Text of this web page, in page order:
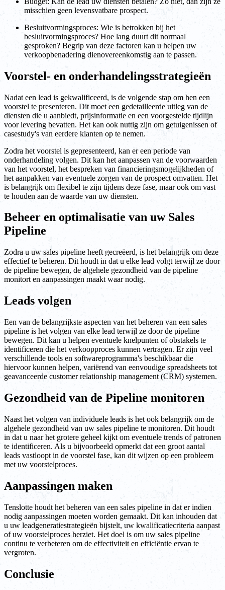
misschien geen levensvatbare prospect.
Besluitvormingsproces: Wie is betrokken bij het
besluitvormingsproces? Hoe lang duurt dit normaal
gesproken? Begrip van deze factoren kan u helpen uw
verkoopbenadering dienovereenkomstig aan te passen.
Voorstel- en onderhandelingsstrategieën
Nadat een lead is gekwalificeerd, is de volgende stap om hen een
voorstel te presenteren. Dit moet een gedetailleerde uitleg van de
diensten die u aanbiedt, prijsinformatie en een voorgestelde tijdlijn
voor levering bevatten. Het kan ook nuttig zijn om getuigenissen of
casestudy's van eerdere klanten op te nemen.
Zodra het voorstel is gepresenteerd, kan er een periode van
onderhandeling volgen. Dit kan het aanpassen van de voorwaarden
van het voorstel, het bespreken van financieringsmogelijkheden of
het aanpakken van eventuele zorgen van de prospect omvatten. Het
is belangrijk om flexibel te zijn tijdens deze fase, maar ook om vast
te houden aan de waarde van uw diensten.
Beheer en optimalisatie van uw Sales
Pipeline
Zodra u uw sales pipeline heeft gecreëerd, is het belangrijk om deze
effectief te beheren. Dit houdt in dat u elke lead volgt terwijl ze door
de pipeline bewegen, de algehele gezondheid van de pipeline
monitort en aanpassingen maakt waar nodig.
Leads volgen
Een van de belangrijkste aspecten van het beheren van een sales
pipeline is het volgen van elke lead terwijl ze door de pipeline
bewegen. Dit kan u helpen eventuele knelpunten of obstakels te
identificeren die het verkoopproces kunnen vertragen. Er zijn veel
verschillende tools en softwareprogramma's beschikbaar die
hiervoor kunnen helpen, variërend van eenvoudige spreadsheets tot
geavanceerde customer relationship management (CRM) systemen.
Gezondheid van de Pipeline monitoren
Naast het volgen van individuele leads is het ook belangrijk om de
algehele gezondheid van uw sales pipeline te monitoren. Dit houdt
in dat u naar het grotere geheel kijkt om eventuele trends of patronen
te identificeren. Als u bijvoorbeeld opmerkt dat een groot aantal
leads vastloopt in de voorstel fase, kan dit wijzen op een probleem
met uw voorstelproces.
Aanpassingen maken
Tenslotte houdt het beheren van een sales pipeline in dat er indien
nodig aanpassingen moeten worden gemaakt. Dit kan inhouden dat
u uw leadgeneratiestrategieën bijstelt, uw kwalificatiecriteria aanpast
of uw voorstelproces herziet. Het doel is om uw sales pipeline
continu te verbeteren om de effectiviteit en efficiëntie ervan te
vergroten.
Conclusie